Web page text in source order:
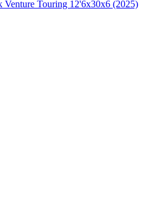
Touring 12'6x30x6 (2025)